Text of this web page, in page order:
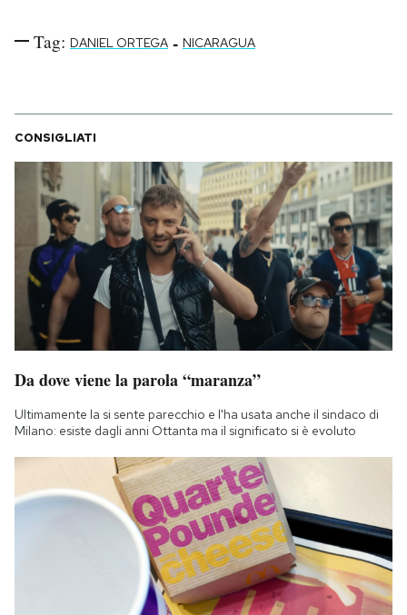
Tag: DANIEL ORTEGA - NICARAGUA
CONSIGLIATI
Da dove viene la parola “maranza”
Ultimamente la si sente parecchio e l'ha usata anche il sindaco di
Milano: esiste dagli anni Ottanta ma il significato si è evoluto